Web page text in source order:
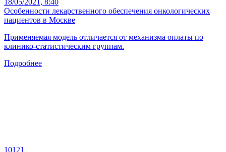
Особенности лекарственного обеспечения онкологических
пациентов в Москве
Применяемая модель отличается от механизма оплаты по
клинико-статистическим группам.
Подробнее
10121